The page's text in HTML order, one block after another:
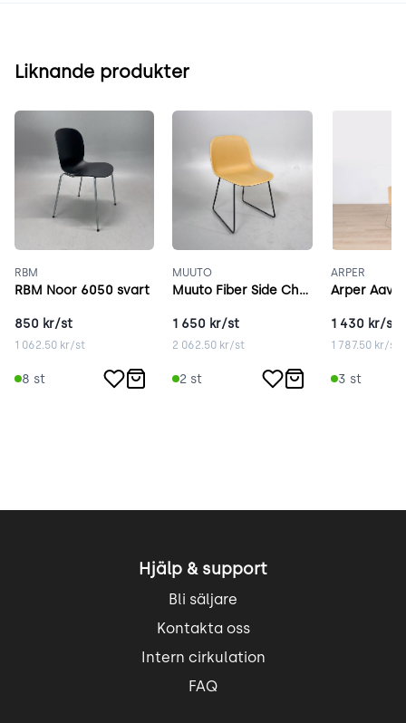
Liknande produkter
RBM
RBM Noor 6050 svart
850 kr/st
1 062.50 kr/st
8 st
MUUTO
Muuto Fiber Side Chair brun
1 650 kr/st
2 062.50 kr/st
2 st
ARPER
Arper Aava
1 430 kr/st
1 787.50kr/st
3 st
Hjälp & support
Bli säljare
Kontakta oss
Intern cirkulation
FAQ